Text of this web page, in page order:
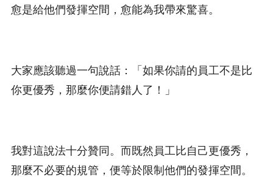
愈是給他們發揮空間，愈能為我帶來驚喜。
大家應該聽過一句說話：「如果你請的員工不是比
你更優秀，那麼你便請錯人了！」
我對這說法十分贊同。而既然員工比自己更優秀，
那麼不必要的規管，便等於限制他們的發揮空間。